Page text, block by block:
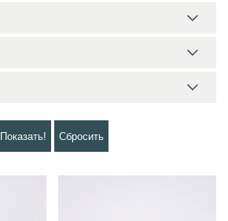
Показать! Сбросить